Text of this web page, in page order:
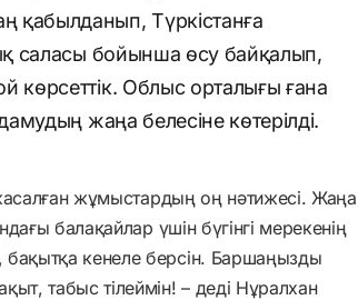
Түркістанға
саласы бойынша өсу байқалып,
көрсеттік. Облыс орталығы ғана
жаңа белесіне көтерілді.
жұмыстардың оң нәтижесі. Жаңа
балақайлар үшін бүгінгі мерекенің
кенеле берсін. Баршаңызды
табыс тілеймін! – деді Нұралхан